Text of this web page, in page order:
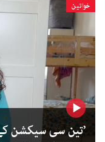
خواتین
’تین سی سیکشن